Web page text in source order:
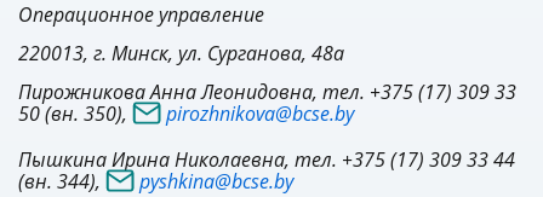
Операционное управление
220013, г. Минск, ул. Сурганова, 48а
Пирожникова Анна Леонидовна, тел. +375 (17) 309 33
50 (вн. 350),
pirozhnikova@bcse.by
Пышкина Ирина Николаевна, тел. +375 (17) 309 33 44
(вн. 344),
pyshkina@bcse.by